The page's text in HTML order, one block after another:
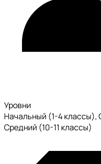
Уровни
Начальный (1-4
Средний (10-11 классы)